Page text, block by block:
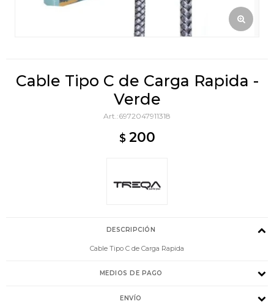
Cable Tipo C de Carga Rapida -
Verde
6972047911318
$ 200
DESCRIPCIÓN
Cable Tipo C de Carga Rapida
MEDIOS DE PAGO
ENVÍO